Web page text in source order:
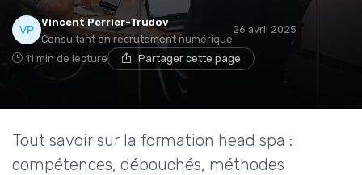
Vincent Perrier-Trudov
Consultant en recrutement numérique
26 avril 2025
11 min de lecture Partager cette page
Tout savoir sur la formation head spa :
compétences, débouchés, méthodes